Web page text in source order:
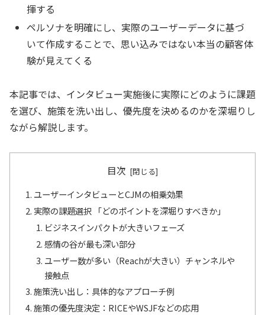
揮する
ペルソナを明確にし、実際のユーザーデータに基づ
いて作成することで、思い込みではない本当の顧客体
験が見えてくる
本記事では、インタビュー実施後に実際にどのように課題
を選び、施策を洗い出し、優先度を決めるのかを深堀りし
ながら解説します。
目次
ユーザーインタビューとCJMの相乗効果
実際の課題選択 「どのポイントを深堀りすべきか」
ビジネスインパクトが大きいフェーズ
感情の谷が最も深い部分
ユーザー数が多い（Reachが大きい）チャンネルや
接触点
施策洗い出し：具体的なアプローチ例
施策の優先度決定：RICEやWSJFなどの応用